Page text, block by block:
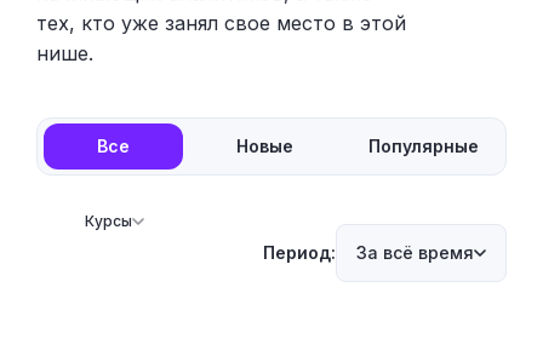
тех, кто уже занял свое место в этой
нише.
Все Новые Популярные
Курсы
Период: За всё время